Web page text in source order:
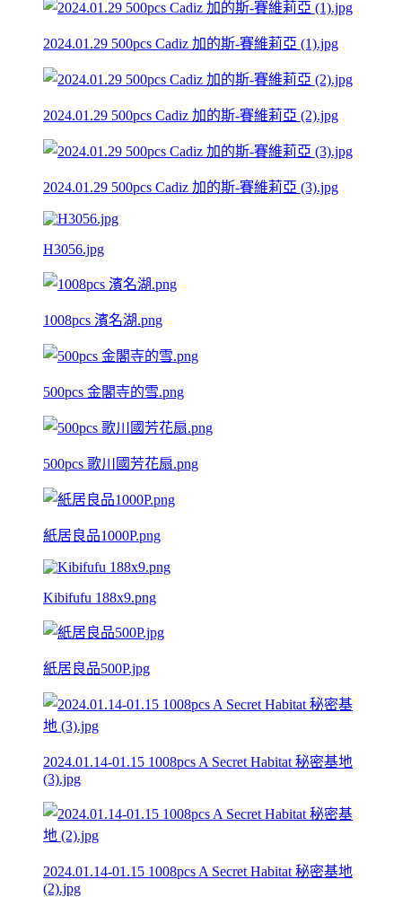
2024.01.29 500pcs Cadiz 加的斯-賽維莉亞 (1).jpg
2024.01.29 500pcs Cadiz 加的斯-賽維莉亞 (2).jpg
2024.01.29 500pcs Cadiz 加的斯-賽維莉亞 (3).jpg
H3056.jpg
1008pcs 濱名湖.png
500pcs 金閣寺的雪.png
500pcs 歌川國芳花扇.png
紙居良品1000P.png
Kibifufu 188x9.png
紙居良品500P.jpg
2024.01.14-01.15 1008pcs A Secret Habitat 秘密基地
(3).jpg
2024.01.14-01.15 1008pcs A Secret Habitat 秘密基地
(2).jpg